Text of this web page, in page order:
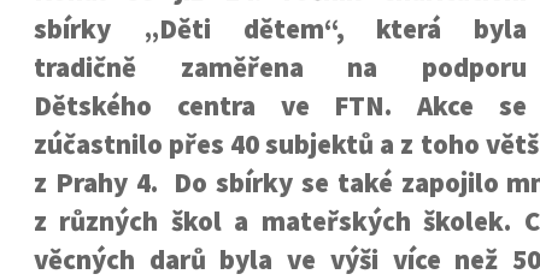
sbírky „Děti dětem“, která byla
tradičně zaměřena na podporu
Dětského centra ve FTN. Akce se
zúčastnilo přes 40 subjektů a z toho
z Prahy 4. Do sbírky se také zapojilo
z různých škol a mateřských školek.
věcných darů byla ve výši více než